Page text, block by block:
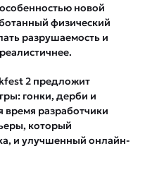
новой
физический
разрушаемость и
2 предложит
гонки, дерби и
время разработчики
который
и улучшенный онлайн-